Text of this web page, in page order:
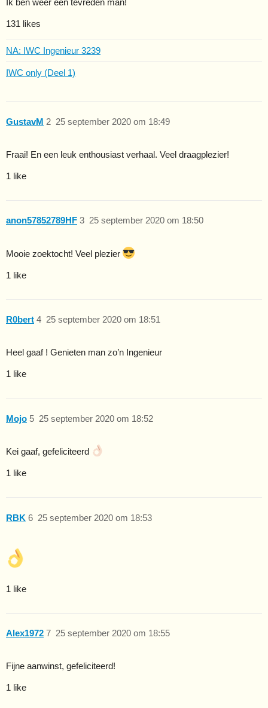
Ik ben weer een tevreden man!
131 likes
NA: IWC Ingenieur 3239
IWC only (Deel 1)
GustavM 25 september 2020 om 18:49
2
Fraai! En een leuk enthousiast verhaal. Veel draagplezier!
1 like
anon57852789HF 25 september 2020 om 18:50
3
Mooie zoektocht! Veel plezier
1 like
R0bert 25 september 2020 om 18:51
4
Heel gaaf ! Genieten man zo’n Ingenieur
1 like
Mojo 25 september 2020 om 18:52
5
Kei gaaf, gefeliciteerd
1 like
RBK 25 september 2020 om 18:53
6
1 like
Alex1972 25 september 2020 om 18:55
7
Fijne aanwinst, gefeliciteerd!
1 like